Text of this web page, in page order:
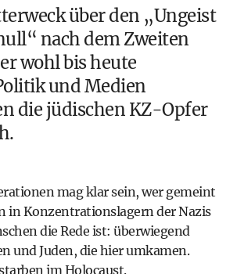
über den „Ungeist
nach dem Zweiten
wohl bis heute
und Medien
die jüdischen KZ-Opfer
mag klar sein, wer gemeint
in Konzentrationslagern der Nazis
die Rede ist: überwiegend
und Juden, die hier umkamen.
im Holocaust.